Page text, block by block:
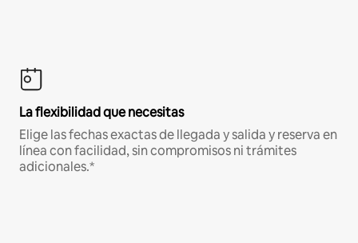
La flexibilidad que necesitas
Elige las fechas exactas de llegada y salida y reserva en
línea con facilidad, sin compromisos ni trámites
adicionales.*